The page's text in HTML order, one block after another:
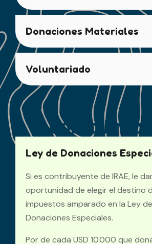
Donaciones Materiales
Voluntariado
Como
Ley de Donaciones
Si es contribuyente de IRAE, le
oportunidad de elegir el destino
impuestos amparado en la Ley de
Donaciones Especiales.
Por de cada USD 10.000 que